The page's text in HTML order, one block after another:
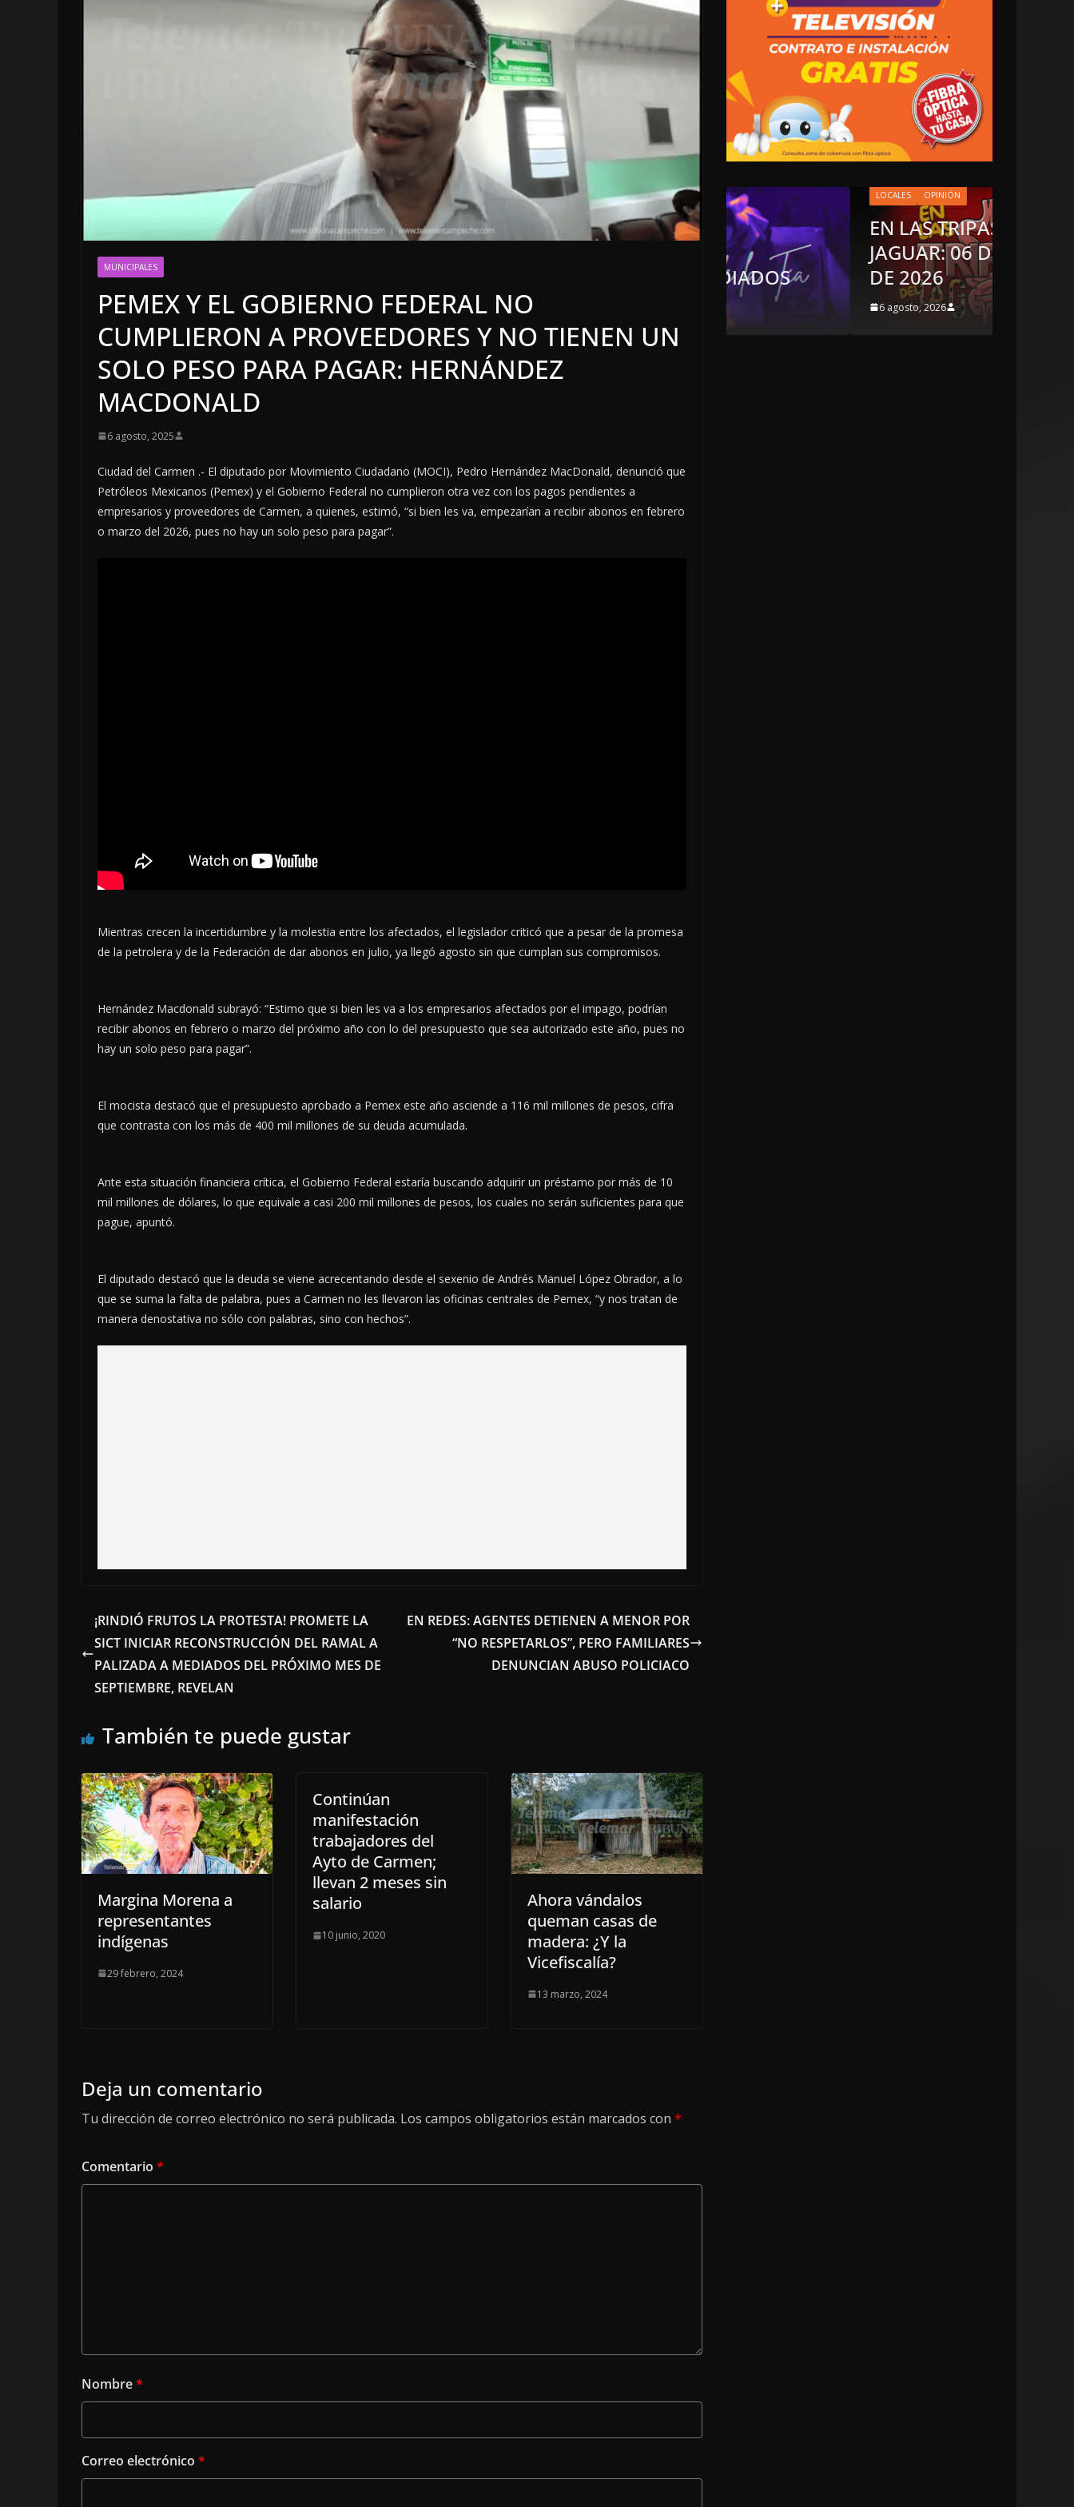
MUNICIPALES
PEMEX Y EL GOBIERNO FEDERAL NO
CUMPLIERON A PROVEEDORES Y NO TIENEN UN
SOLO PESO PARA PAGAR: HERNÁNDEZ
MACDONALD
6 agosto, 2025
Ciudad del Carmen .- El diputado por Movimiento Ciudadano (MOCI), Pedro Hernández MacDonald, denunció que
Petróleos Mexicanos (Pemex) y el Gobierno Federal no cumplieron otra vez con los pagos pendientes a
empresarios y proveedores de Carmen, a quienes, estimó, “si bien les va, empezarían a recibir abonos en febrero
o marzo del 2026, pues no hay un solo peso para pagar”.
Mientras crecen la incertidumbre y la molestia entre los afectados, el legislador criticó que a pesar de la promesa
de la petrolera y de la Federación de dar abonos en julio, ya llegó agosto sin que cumplan sus compromisos.
Hernández Macdonald subrayó: “Estimo que si bien les va a los empresarios afectados por el impago, podrían
recibir abonos en febrero o marzo del próximo año con lo del presupuesto que sea autorizado este año, pues no
hay un solo peso para pagar”.
El mocista destacó que el presupuesto aprobado a Pemex este año asciende a 116 mil millones de pesos, cifra
que contrasta con los más de 400 mil millones de su deuda acumulada.
Ante esta situación financiera crítica, el Gobierno Federal estaría buscando adquirir un préstamo por más de 10
mil millones de dólares, lo que equivale a casi 200 mil millones de pesos, los cuales no serán suficientes para que
pague, apuntó.
El diputado destacó que la deuda se viene acrecentando desde el sexenio de Andrés Manuel López Obrador, a lo
que se suma la falta de palabra, pues a Carmen no les llevaron las oficinas centrales de Pemex, “y nos tratan de
manera denostativa no sólo con palabras, sino con hechos”.
¡RINDIÓ FRUTOS LA PROTESTA! PROMETE LA
SICT INICIAR RECONSTRUCCIÓN DEL RAMAL A
PALIZADA A MEDIADOS DEL PRÓXIMO MES DE
SEPTIEMBRE, REVELAN
EN REDES: AGENTES DETIENEN A MENOR POR
“NO RESPETARLOS”, PERO FAMILIARES
DENUNCIAN ABUSO POLICIACO
También te puede gustar
Margina Morena a
representantes
indígenas
29 febrero, 2024
Continúan
manifestación
trabajadores del
Ayto de Carmen;
llevan 2 meses sin
salario
10 junio, 2020
Ahora vándalos
queman casas de
madera: ¿Y la
Vicefiscalía?
13 marzo, 2024
Deja un comentario
Tu dirección de correo electrónico no será publicada. Los campos obligatorios están marcados con *
Comentario *
Nombre*
Correo electrónico *
LOCALES OPINIÓN
5 agosto, 2026
LOCALES OPINIÓN
6 agosto, 2026
LOCALES
EN LAS TRIPAS DEL
JAGUAR: 06 DE AGOSTO
DE 2026